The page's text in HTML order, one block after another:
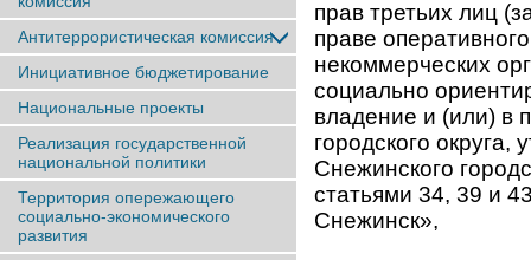
Антитеррористическая комиссия
Инициативное бюджетирование
Национальные проекты
Реализация государственной
национальной политики
Территория опережающего
социально-экономического
развития
прав третьих лиц
праве
некоммерческих
социально
владение и (или) в
городского
Снежинского
статьями 34, 39 и
Снежинск»,